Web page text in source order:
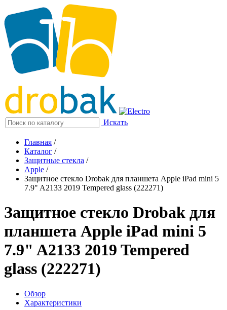
Искать
Главная /
Каталог /
Защитные стекла /
Apple /
Защитное стекло Drobak для планшета Apple iPad mini 5
7.9" A2133 2019 Tempered glass (222271)
Защитное стекло Drobak для
планшета Apple iPad mini 5
7.9" A2133 2019 Tempered
glass (222271)
Обзор
Характеристики